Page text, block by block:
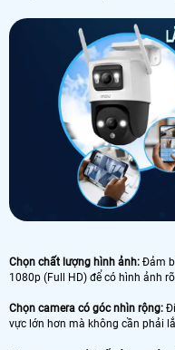
Chọn chất lượng hình ảnh: Đảm
1080p (Full HD) để có hình ảnh
Chọn camera có góc nhìn rộng:
vực lớn hơn mà không cần phải